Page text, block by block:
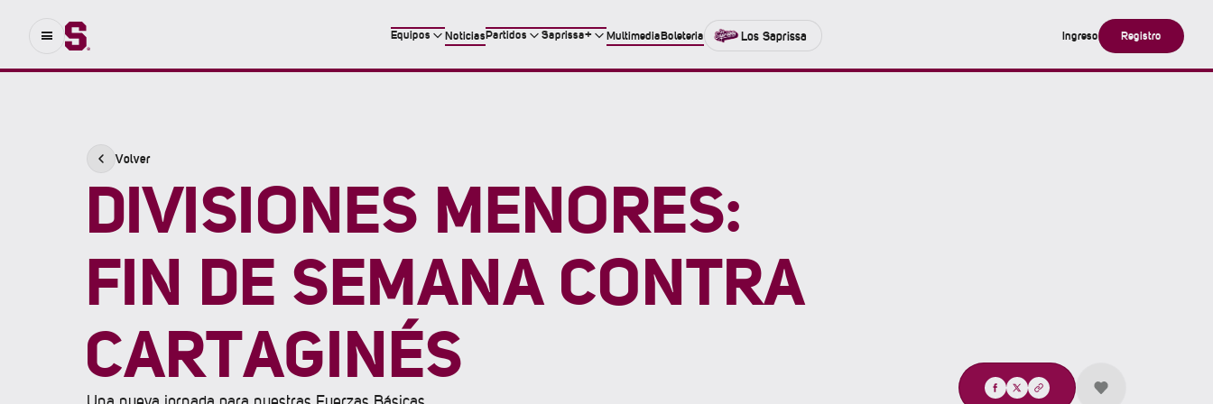
Equipos NoticiasPartidos Saprissa+ MultimediaBoleteria Los Saprissa Ingreso Registro
Volver
DIVISIONES MENORES:
FIN DE SEMANA CONTRA
CARTAGINÉS
Compartir